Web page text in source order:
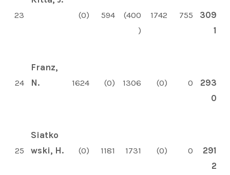
23
(0)
594
(400
)
1742 755
309
1
24
Franz,
N.
1624 (0) 1306 (0) 0
293
0
25
Siatko
wski, H.
(0) 1181 1731 (0) 0
291
2